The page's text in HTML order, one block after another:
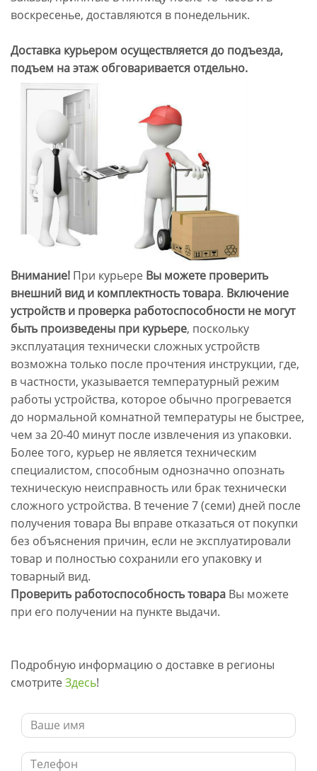
воскресенье, доставляются в понедельник.
Доставка курьером осуществляется до подъезда,
подъем на этаж обговаривается отдельно.
Внимание! При курьере Вы можете проверить
внешний вид и комплектность товара. Включение
устройств и проверка работоспособности не могут
быть произведены при курьере, поскольку
эксплуатация технически сложных устройств
возможна только после прочтения инструкции, где,
в частности, указывается температурный режим
работы устройства, которое обычно прогревается
до нормальной комнатной температуры не быстрее,
чем за 20-40 минут после извлечения из упаковки.
Более того, курьер не является техническим
специалистом, способным однозначно опознать
техническую неисправность или брак технически
сложного устройства. В течение 7 (семи) дней после
получения товара Вы вправе отказаться от покупки
без объяснения причин, если не эксплуатировали
товар и полностью сохранили его упаковку и
товарный вид.
Проверить работоспособность товара Вы можете
при его получении на пункте выдачи.
Подробную информацию о доставке в регионы
смотритеЗдесь!